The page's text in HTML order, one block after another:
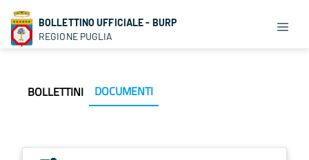
BOLLETTINO UFFICIALE - BURP
REGIONE PUGLIA
BOLLETTINI DOCUMENTI